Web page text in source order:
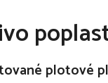
plotové